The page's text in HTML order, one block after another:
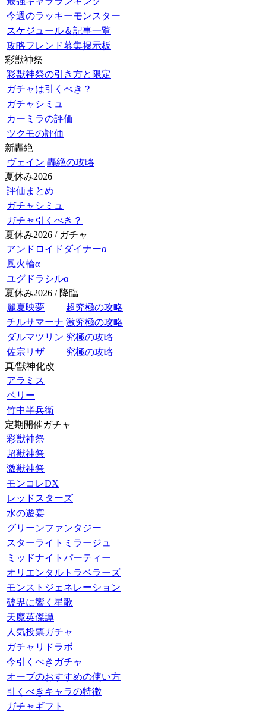
今週のラッキーモンスター
スケジュール＆記事一覧
攻略フレンド募集掲示板
彩獣神祭
彩獣神祭の引き方と限定
ガチャは引くべき？
ガチャシミュ
カーミラの評価
ツクモの評価
新轟絶
ヴェイン 轟絶の攻略
夏休み2026
評価まとめ
ガチャシミュ
ガチャ引くべき？
夏休み2026 / ガチャ
アンドロイドダイナーα
風火輪α
ユグドラシルα
夏休み2026 / 降臨
麗夏映夢
超究極の攻略
チルサマーナ 激究極の攻略
ダルマツリン 究極の攻略
佐宗リザ
究極の攻略
真/獣神化改
アラミス
ペリー
竹中半兵衛
定期開催ガチャ
彩獣神祭
超獣神祭
激獣神祭
モンコレDX
レッドスターズ
水の遊宴
グリーンファンタジー
スターライトミラージュ
ミッドナイトパーティー
オリエンタルトラベラーズ
モンストジェネレーション
破界に響く星歌
天魔英傑譚
人気投票ガチャ
ガチャリドラボ
今引くべきガチャ
オーブのおすすめの使い方
引くべきキャラの特徴
ガチャギフト